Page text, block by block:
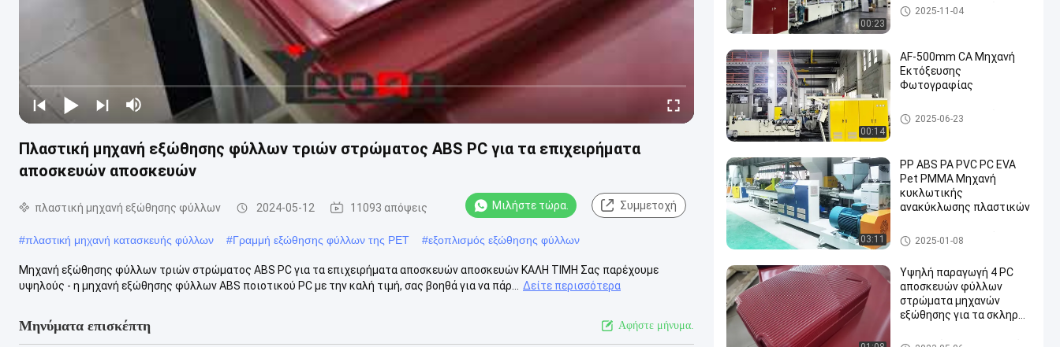
Πλαστική μηχανή εξώθησης φύλλων τριών στρώματος ABS PC για τα επιχειρήματα
αποσκευών αποσκευών
πλαστική μηχανή εξώθησης φύλλων 2024-05-12 11093 απόψεις Μιλήστε τώρα. Συμμετοχή
#πλαστική μηχανή κατασκευής φύλλων #Γραμμή εξώθησης φύλλων της PET #εξοπλισμός εξώθησης φύλλων
Μηχανή εξώθησης φύλλων τριών στρώματος ABS PC για τα επιχειρήματα αποσκευών αποσκευών ΚΑΛΗ ΤΙΜΗ Σας παρέχουμε
υψηλούς - η μηχανή εξώθησης φύλλων ABS ποιοτικού PC με την καλή τιμή, σας βοηθά για να πάρ...
Δείτε περισσότερα
Μηνύματα επισκέπτη Αφήστε μήνυμα.
00:23
πλαστική μηχανή εξώθησης
φύλλων
2025-11-04
00:14
AF-500mm CA Μηχανή
Εκτόξευσης
Φωτογραφίας
πλαστική μηχανή εξώθησης
φύλλων
2025-06-23
03:11
PP ABS PA PVC PC EVA
Pet PMMA Μηχανή
κυκλωτικής
ανακύκλωσης πλαστικών
πλαστική μηχανή σβόλων αν
ακύκλωσης
2025-01-08
Υψηλή παραγωγή 4 PC
αποσκευών φύλλων
στρώματα μηχανών
εξώθησης για τα σκληρά
καροτσακιών
αποσκευές που κατασκευάζο